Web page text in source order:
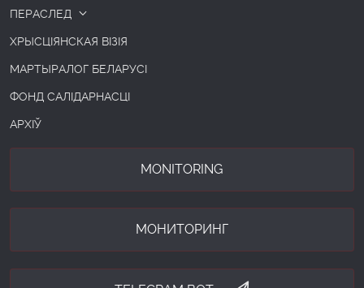
ПЕРАСЛЕД
ХРЫСЦІЯНСКАЯ ВІЗІЯ
МАРТЫРАЛОГ БЕЛАРУСІ
ФОНД САЛІДАРНАСЦІ
АРХІЎ
MONITORING
МОНИТОРИНГ